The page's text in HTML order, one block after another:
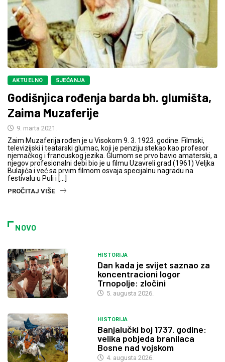
AKTUELNO SJEĆANJA
Godišnjica rođenja barda bh. glumišta,
Zaima Muzaferije
9. marta 2021.
Zaim Muzaferija rođen je u Visokom 9. 3. 1923. godine. Filmski,
televizijski i teatarski glumac, koji je penziju stekao kao profesor
njemačkog i francuskog jezika. Glumom se prvo bavio amaterski, a
njegov profesionalni debi bio je u filmu Uzavreli grad (1961) Veljka
Bulajića i već sa prvim filmom osvaja specijalnu nagradu na
festivalu u Puli i […]
PROČITAJ VIŠE
NOVO
HISTORIJA
Dan kada je svijet saznao za
koncentracioni logor
Trnopolje: zločini
5. augusta 2026.
HISTORIJA
Banjalučki boj 1737. godine:
velika pobjeda branilaca
Bosne nad vojskom
4. augusta 2026.